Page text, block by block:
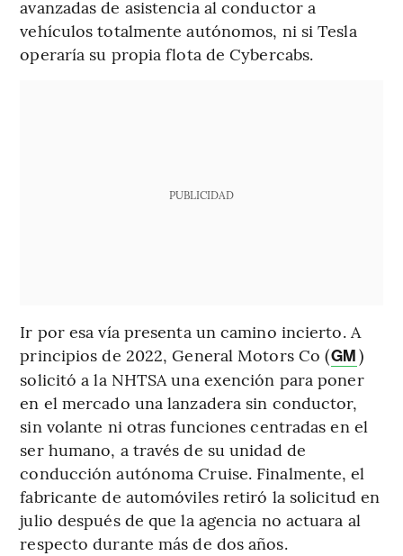
avanzadas de asistencia al conductor a
vehículos totalmente autónomos, ni si Tesla
operaría su propia flota de Cybercabs.
PUBLICIDAD
Ir por esa vía presenta un camino incierto. A
principios de 2022, General Motors Co (GM)
solicitó a la NHTSA una exención para poner
en el mercado una lanzadera sin conductor,
sin volante ni otras funciones centradas en el
ser humano, a través de su unidad de
conducción autónoma Cruise. Finalmente, el
fabricante de automóviles retiró la solicitud en
julio después de que la agencia no actuara al
respecto durante más de dos años.